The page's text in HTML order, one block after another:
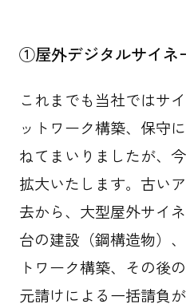
①屋外デジタルサイネ
これまでも当社ではサ
ットワーク構築、保守
ねてまいりましたが、
拡大いたします。古い
去から、大型屋外サイ
台の建設（鋼構造物）
トワーク構築、その後
元請けによる一括請負